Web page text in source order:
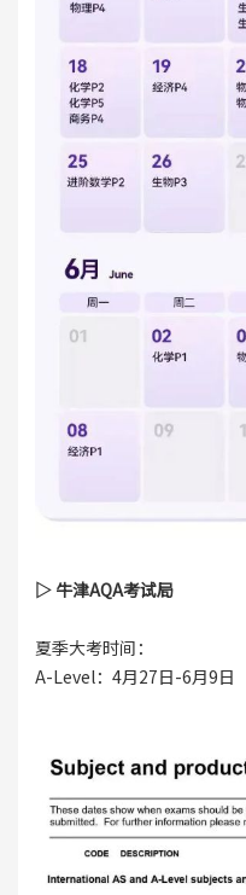
▷ 牛津AQA考试局
夏季大考时间：
A-Level：4月27日-6月9日